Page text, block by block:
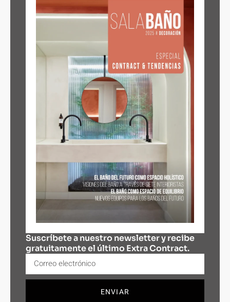
Suscríbete a nuestro newsletter y recibe
gratuitamente el último Extra Contract.
ENVIAR